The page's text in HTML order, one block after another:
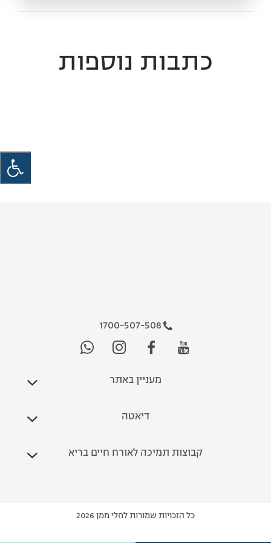
כתבות נוספות
1700-507-508
מעניין באתר
דיאטה
קבוצות תמיכה לאורח חיים בריא
כל הזכויות שמורות לחלי ממן 2026